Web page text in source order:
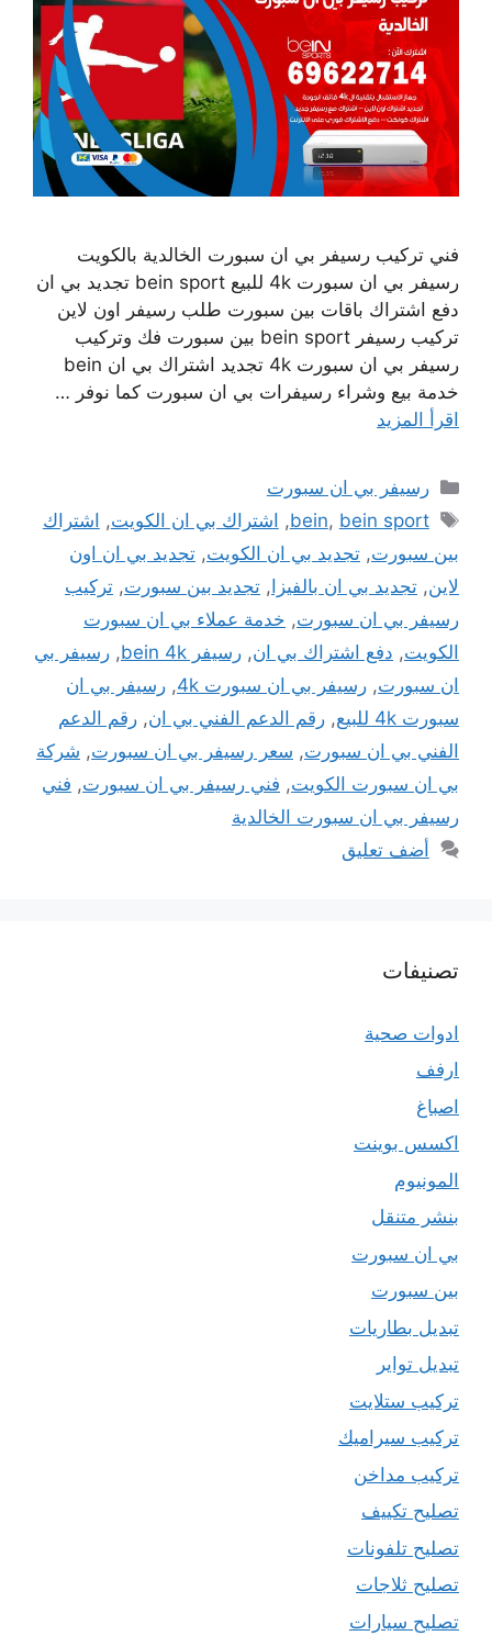
فني تركيب رسيفر بي ان سبورت الخالدية بالكويت
رسيفر بي ان سبورت 4k للبيع bein sport تجديد بي ان
دفع اشتراك باقات بين سبورت طلب رسيفر اون لاين
تركيب رسيفر bein sport بين سبورت فك وتركيب
رسيفر بي ان سبورت 4k تجديد اشتراك بي ان bein
خدمة بيع وشراء رسيفرات بي ان سبورت كما نوفر …
اقرأ المزيد
التصنيفات
رسيفر بي ان سبورت
الوسوم
bein, bein sport
, اشتراك بي ان الكويت, اشتراك
بين سبورت, تجديد بي ان الكويت, تجديد بي ان اون
لاين, تجديد بي ان بالفيزا, تجديد بين سبورت, تركيب
رسيفر بي ان سبورت, خدمة عملاء بي ان سبورت
الكويت, دفع اشتراك بي ان, رسيفر bein 4k , رسيفر بي
ان سبورت, رسيفر بي ان سبورت 4k , رسيفر بي ان
سبورت 4k للبيع
, رقم الدعم الفني بي ان, رقم الدعم
الفني بي ان سبورت, سعر رسيفر بي ان سبورت, شركة
بي ان سبورت الكويت, فني رسيفر بي ان سبورت, فني
رسيفر بي ان سبورت الخالدية
أضف تعليق
تصنيفات
ادوات صحية
ارفف
اصباغ
اكسس بوينت
المونيوم
بنشر متنقل
بي ان سبورت
بين سبورت
تبديل بطاريات
تبديل تواير
تركيب ستلايت
تركيب سيراميك
تركيب مداخن
تصليح تكييف
تصليح تلفونات
تصليح ثلاجات
تصليح سيارات